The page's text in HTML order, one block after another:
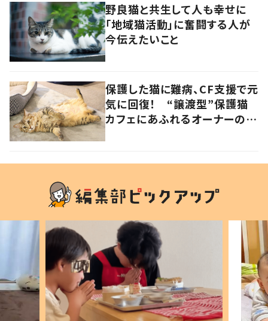
野良猫と共生して人も幸せに
「地域猫活動」に奮闘する人が
今伝えたいこと
保護した猫に難病、CF支援で元
気に回復！ “譲渡型”保護猫
カフェにあふれるオーナーの愛